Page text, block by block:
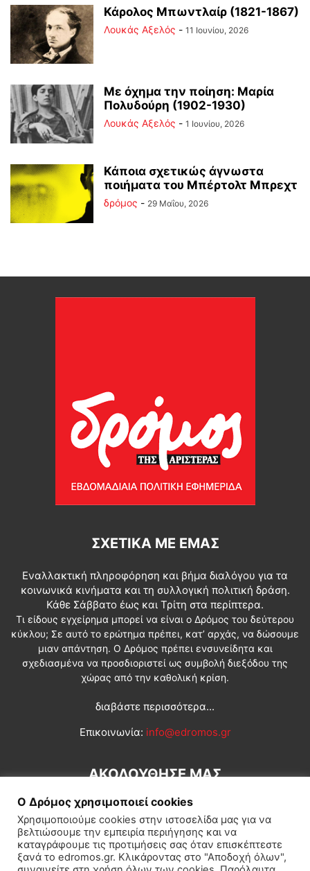
Κάρολος Μπωντλαίρ (1821-1867)
Λουκάς Αξελός - 11 Ιουνίου, 2026
Με όχημα την ποίηση: Μαρία
Πολυδούρη (1902-1930)
Λουκάς Αξελός - 1 Ιουνίου, 2026
Κάποια σχετικώς άγνωστα
ποιήματα του Μπέρτολτ Μπρεχτ
δρόμος - 29 Μαΐου, 2026
ΣΧΕΤΙΚΆ ΜΕ ΕΜΆΣ
Εναλλακτική πληροφόρηση και βήμα διαλόγου για τα
κοινωνικά κινήματα και τη συλλογική πολιτική δράση.
Κάθε Σάββατο έως και Τρίτη στα περίπτερα.
Τι είδους εγχείρημα μπορεί να είναι ο Δρόμος του δεύτερου
κύκλου; Σε αυτό το ερώτημα πρέπει, κατ’ αρχάς, να δώσουμε
μιαν απάντηση. Ο Δρόμος πρέπει ενσυνείδητα και
σχεδιασμένα να προσδιοριστεί ως συμβολή διεξόδου της
χώρας από την καθολική κρίση.
διαβάστε περισσότερα...
Επικοινωνία: info@edromos.gr
ΑΚΟΛΟΥΘΗΣΕ ΜΑΣ
Ο Δρόμος χρησιμοποιεί cookies
Χρησιμοποιούμε cookies στην ιστοσελίδα μας για να
βελτιώσουμε την εμπειρία περιήγησης και να
καταγράφουμε τις προτιμήσεις σας όταν επισκέπτεστε
ξανά το edromos.gr. Κλικάροντας στο "Αποδοχή όλων",